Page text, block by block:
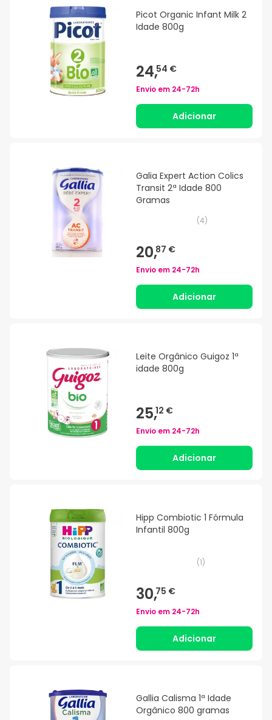
Picot Organic Infant Milk 2
Idade 800g
24,54 €
Envio em 24-72h
Adicionar
Galia Expert Action Colics
Transit 2ª Idade 800
Gramas
(4)
20,87 €
Envio em 24-72h
Adicionar
Leite Orgânico Guigoz 1ª
idade 800g
25,12 €
Envio em 24-72h
Adicionar
Hipp Combiotic 1 Fórmula
Infantil 800g
(1)
30,75 €
Envio em 24-72h
Adicionar
Gallia Calisma 1ª Idade
Orgânico 800 gramas